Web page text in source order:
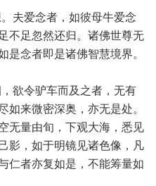
夫爱念者，如彼母牛爱念
不足忽然还归。诸佛世尊无
是念者即是诸佛智慧境界。
欲令驴车而及之者，无有
如来微密深奥，亦无是处。
无量由旬，下观大海，悉见
影，如于明镜见诸色像，凡
仁者亦复如是，不能筹量如